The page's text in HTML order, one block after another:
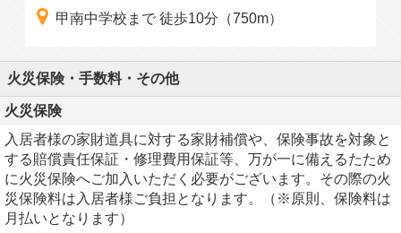
甲南中学校まで 徒歩10分（750m）
火災保険・手数料・その他
火災保険
入居者様の家財道具に対する家財補償や、保険事故を対象と
する賠償責任保証・修理費用保証等、万が一に備えるたため
に火災保険へご加入いただく必要がございます。その際の火
災保険料は入居者様ご負担となります。（※原則、保険料は
月払いとなります）